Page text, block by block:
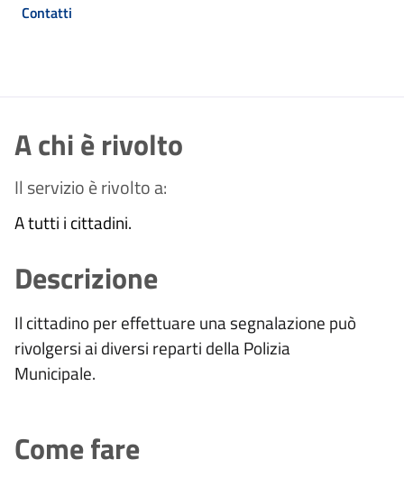
Contatti
A chi è rivolto
Il servizio è rivolto a:
A tutti i cittadini.
Descrizione
Il cittadino per effettuare una segnalazione può
rivolgersi ai diversi reparti della Polizia
Municipale.
Come fare